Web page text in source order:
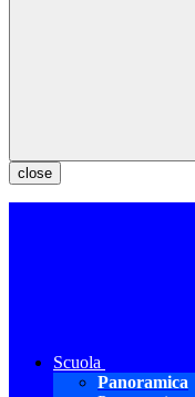
close
Scuola
Panoramica